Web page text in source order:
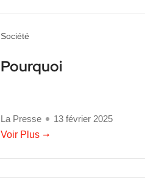
Société
Pourquoi
La Presse
13 février 2025
Voir Plus